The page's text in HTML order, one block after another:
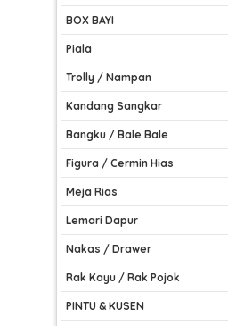
BOX BAYI
Piala
Trolly / Nampan
Kandang Sangkar
Bangku / Bale Bale
Figura / Cermin Hias
Meja Rias
Lemari Dapur
Nakas / Drawer
Rak Kayu / Rak Pojok
PINTU & KUSEN